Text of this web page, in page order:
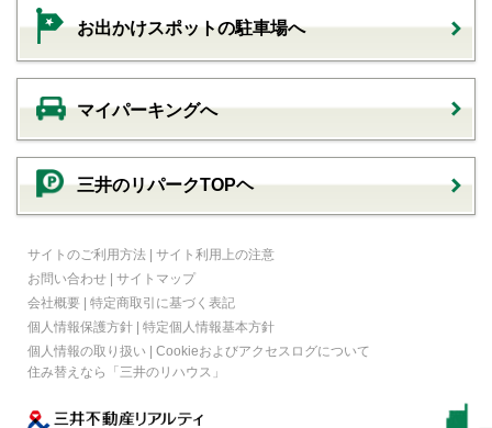
お出かけスポットの駐車場へ
マイパーキングへ
三井のリパークTOPヘ
サイトのご利用方法 | サイト利用上の注意
お問い合わせ | サイトマップ
会社概要 | 特定商取引に基づく表記
個人情報保護方針 | 特定個人情報基本方針
個人情報の取り扱い | Cookieおよびアクセスログについて
住み替えなら
「三井のリハウス」